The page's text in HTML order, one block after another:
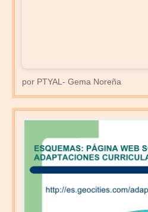
por PTYAL- Gema Noreña